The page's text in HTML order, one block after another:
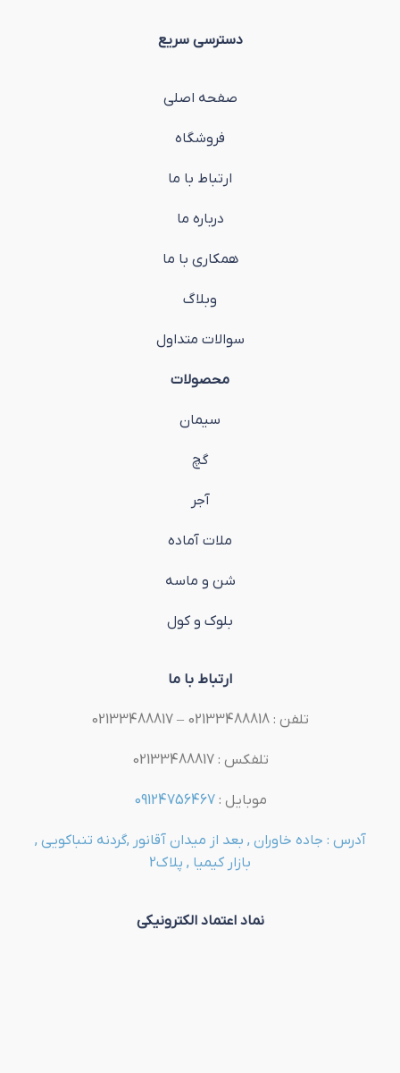
دسترسی سریع
صفحه اصلی
فروشگاه
ارتباط با ما
درباره ما
همکاری با ما
وبلاگ
سوالات متداول
محصولات
سیمان
گچ
آجر
ملات آماده
شن و ماسه
بلوک و کول
ارتباط با ما
تلفن : 02133488818 – 02133488817
تلفکس : 02133488817
موبایل :09124756467
آدرس : جاده خاوران , بعد از میدان آقانور ,گردنه تنباکویی ,
بازار کیمیا , پلاک2
نماد اعتماد الکترونیکی